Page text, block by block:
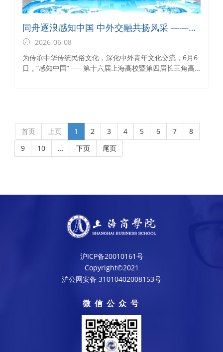
同舟逐浪感知中国 中外交融共扬风采 ——上
海商学院国际教育学院组织留学生参加龙舟
赛
2026-06-08
为传承中华传统民俗文化，深化中外青年文化交流，6月6
日，“感知中国”——第十六届上海高校暨第四届长三角高
首页 上页 1 2 3 4 5 6 7
8
9
10 ... 下页 尾页
沪ICP备20010161号
Copyright©2021
沪公网安备 31010402008153号
微信公众号